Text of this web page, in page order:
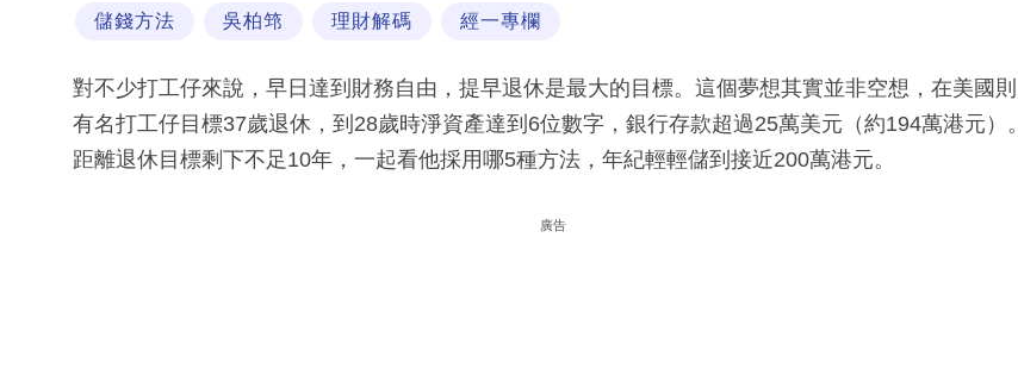
儲錢方法 吳柏筇 理財解碼 經一專欄
對不少打工仔來說，早日達到財務自由，提早退休是最大的目標。這個夢想其實並非空想，在美國則
有名打工仔目標37歲退休，到28歲時淨資產達到6位數字，銀行存款超過25萬美元（約194萬港元）。
距離退休目標剩下不足10年，一起看他採用哪5種方法，年紀輕輕儲到接近200萬港元。
廣告